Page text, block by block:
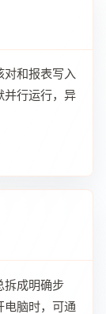
和报表写入
并行运行，异
拆成明确步
电脑时，可通